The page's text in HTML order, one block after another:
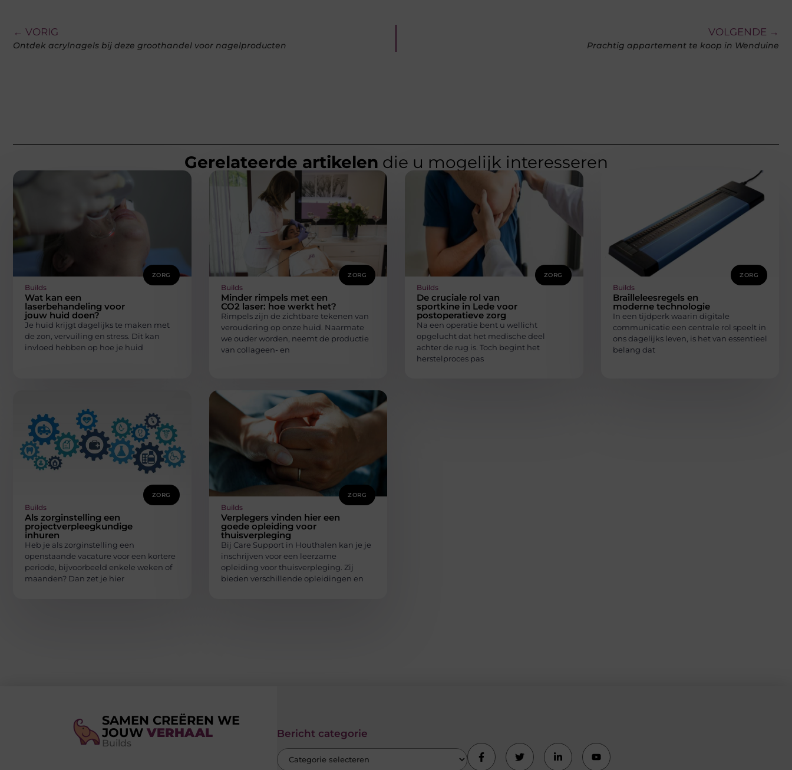
← VORIG
Ontdek acrylnagels bij deze groothandel voor nagelproducten
VOLGENDE →
Prachtig appartement te koop in Wenduine
Gerelateerde artikelen die u mogelijk interesseren
ZORG
Builds
Wat kan een
laserbehandeling voor
jouw huid doen?
Je huid krijgt dagelijks te maken met
de zon, vervuiling en stress. Dit kan
invloed hebben op hoe je huid
ZORG
Builds
Minder rimpels met een
CO2 laser: hoe werkt het?
Rimpels zijn de zichtbare tekenen van
veroudering op onze huid. Naarmate
we ouder worden, neemt de productie
van collageen- en
ZORG
Builds
De cruciale rol van
sportkine in Lede voor
postoperatieve zorg
Na een operatie bent u wellicht
opgelucht dat het medische deel
achter de rug is. Toch begint het
herstelproces pas
ZORG
Builds
Brailleleesregels en
moderne technologie
In een tijdperk waarin digitale
communicatie een centrale rol speelt in
ons dagelijks leven, is het van essentieel
belang dat
ZORG
Builds
Als zorginstelling een
projectverpleegkundige
inhuren
Heb je als zorginstelling een
openstaande vacature voor een kortere
periode, bijvoorbeeld enkele weken of
maanden? Dan zet je hier
ZORG
Builds
Verplegers vinden hier een
goede opleiding voor
thuisverpleging
Bij Care Support in Houthalen kan je je
inschrijven voor een leerzame
opleiding voor thuisverpleging. Zij
bieden verschillende opleidingen en
SAMEN CREËREN WE
JOUW VERHAAL
Builds
Bericht categorie